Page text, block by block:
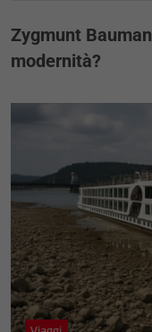
Zygmunt
modernità?